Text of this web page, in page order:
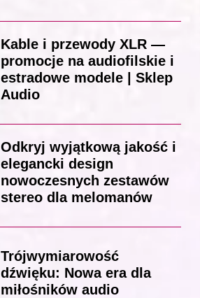
Kable i przewody XLR —
promocje na audiofilskie i
estradowe modele | Sklep
Audio
Odkryj wyjątkową jakość i
elegancki design
nowoczesnych zestawów
stereo dla melomanów
Trójwymiarowość
dźwięku: Nowa era dla
miłośników audio